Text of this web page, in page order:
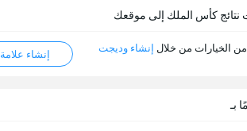
كأس الملك إلى موقعك
الخيارات من خلال إنشاء وديجت
إنشاء علامة HTML
بـ